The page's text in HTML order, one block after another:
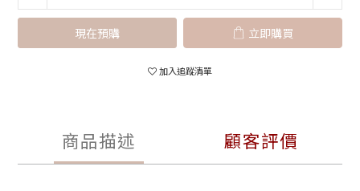
現在預購 立即購買
加入追蹤清單
商品描述 顧客評價